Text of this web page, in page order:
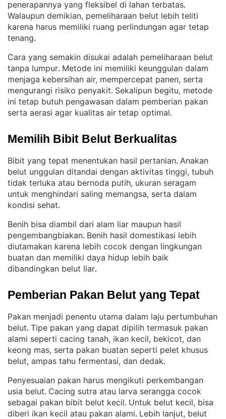
penerapannya yang fleksibel di lahan terbatas
Walaupun demikian, pemeliharaan belut lebih teliti
karena harus memiliki ruang perlindungan agar tetap
tenang.
Cara yang semakin disukai adalah pemeliharaan belut
tanpa lumpur. Metode ini memiliki keunggulan dalam
menjaga kebersihan air, mempercepat panen, serta
mengurangi risiko penyakit. Sekalipun begitu, metode
ini tetap butuh pengawasan dalam pemberian pakan
serta aerasi agar kualitas air tetap optimal.
Memilih Bibit Belut Berkualitas
Bibit yang tepat menentukan hasil pertanian. Anakan
belut unggulan ditandai dengan aktivitas tinggi, tubuh
tidak terluka atau bernoda putih, ukuran seragam
untuk menghindari saling memangsa, serta dalam
kondisi sehat.
Benih bisa diambil dari alam liar maupun hasil
pengembangbiakan. Benih hasil domestikasi lebih
diutamakan karena lebih cocok dengan lingkungan
buatan dan memiliki daya hidup lebih baik
dibandingkan belut liar.
Pemberian Pakan Belut yang Tepat
Pakan menjadi penentu utama dalam laju pertumbuhan
belut. Tipe pakan yang dapat dipilih termasuk pakan
alami seperti cacing tanah, ikan kecil, bekicot, dan
keong mas, serta pakan buatan seperti pelet khusus
belut, ampas tahu fermentasi, dan dedak.
Penyesuaian pakan harus mengikuti perkembangan
usia belut. Cacing sutra atau larva serangga cocok
sebagai pakan bibit belut kecil. Untuk belut kecil, bisa
diberi ikan kecil atau pakan alami. Lebih lanjut, belut